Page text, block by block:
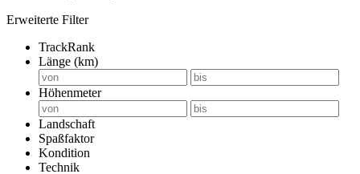
Erweiterte Filter
TrackRank
Länge (km)
Höhenmeter
Landschaft
Spaßfaktor
Kondition
Technik